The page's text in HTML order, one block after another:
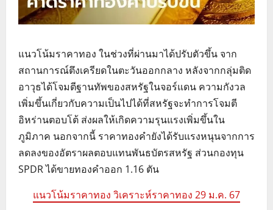
แนวโน้มราคาทอง ในช่วงที่ผ่านมาได้ปรับตัวขึ้น จาก
สถานการณ์ตึงเครียดในตะวันออกกลาง หลังจากกลุ่มติด
อาวุธได้โจมตีฐานทัพของสหรัฐในจอร์แดน ความกังวล
เพิ่มขึ้นเกี่ยวกับความเป็นไปได้ที่สหรัฐจะทำการโจมตี
อิหร่านตอบโต้ ส่งผลให้เกิดความรุนแรงเพิ่มขึ้นใน
ภูมิภาค นอกจากนี้ ราคาทองคำยังได้รับแรงหนุนจากการ
ลดลงของอัตราผลตอบแทนพันธบัตรสหรัฐ ส่วนกองทุน
SPDR ได้ขายทองคำออก 1.16 ตัน
แนวโน้มราคาทอง วิเคราะห์ราคาทอง 29 ม.ค. 67